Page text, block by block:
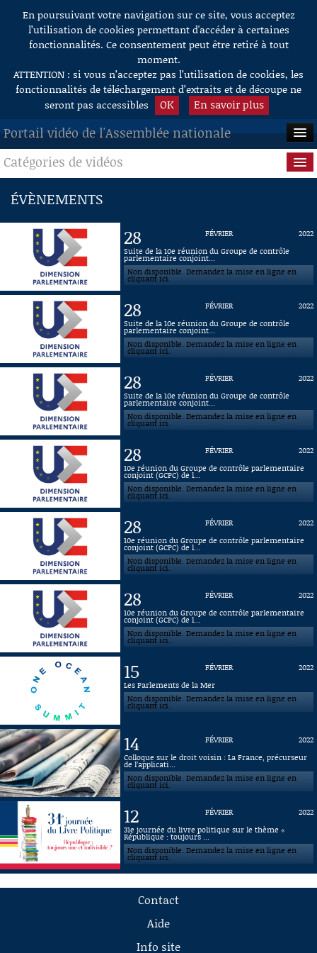
Aller au contenu
En poursuivant votre navigation sur ce site, vous acceptez
l’utilisation de cookies permettant d'accéder à certaines
fonctionnalités. Ce consentement peut être retiré à tout
moment.
ATTENTION : si vous n’acceptez pas l’utilisation de cookies, les
fonctionnalités de téléchargement d’extraits et de découpe ne
seront pas accessibles
OK En savoir plus
Portail vidéo de l'Assemblée nationale
ACCUEIL
EN DIRECT
À LA DEMANDE
RECHERCHE
AIDE À LA DÉCOUPE
DE VIDÉOS
Catégories de vidéos
Questions au Gouvernement
Commissions
Présidence
Évènements
Connaissance, Histoire
ÉVÈNEMENTS
28 FÉVRIER
2022
Suite de la 10e réunion du Groupe de contrôle
parlementaire conjoint...
Non disponible. Demandez la mise en ligne en
cliquant ici.
28 FÉVRIER
2022
Suite de la 10e réunion du Groupe de contrôle
parlementaire conjoint...
Non disponible. Demandez la mise en ligne en
cliquant ici.
28 FÉVRIER
2022
Suite de la 10e réunion du Groupe de contrôle
parlementaire conjoint...
Non disponible. Demandez la mise en ligne en
cliquant ici.
28 FÉVRIER
2022
10e réunion du Groupe de contrôle parlementaire
conjoint (GCPC) de l...
Non disponible. Demandez la mise en ligne en
cliquant ici.
28 FÉVRIER
2022
10e réunion du Groupe de contrôle parlementaire
conjoint (GCPC) de l...
Non disponible. Demandez la mise en ligne en
cliquant ici.
28 FÉVRIER
2022
10e réunion du Groupe de contrôle parlementaire
conjoint (GCPC) de l...
Non disponible. Demandez la mise en ligne en
cliquant ici.
15 FÉVRIER
2022
Les Parlements de la Mer
Non disponible. Demandez la mise en ligne en
cliquant ici.
14 FÉVRIER
2022
Colloque sur le droit voisin : La France, précurseur
de l’applicati...
Non disponible. Demandez la mise en ligne en
cliquant ici.
12 FÉVRIER
2022
31e journée du livre politique sur le thème «
République : toujours ...
Non disponible. Demandez la mise en ligne en
cliquant ici.
Contact
Aide
Info site